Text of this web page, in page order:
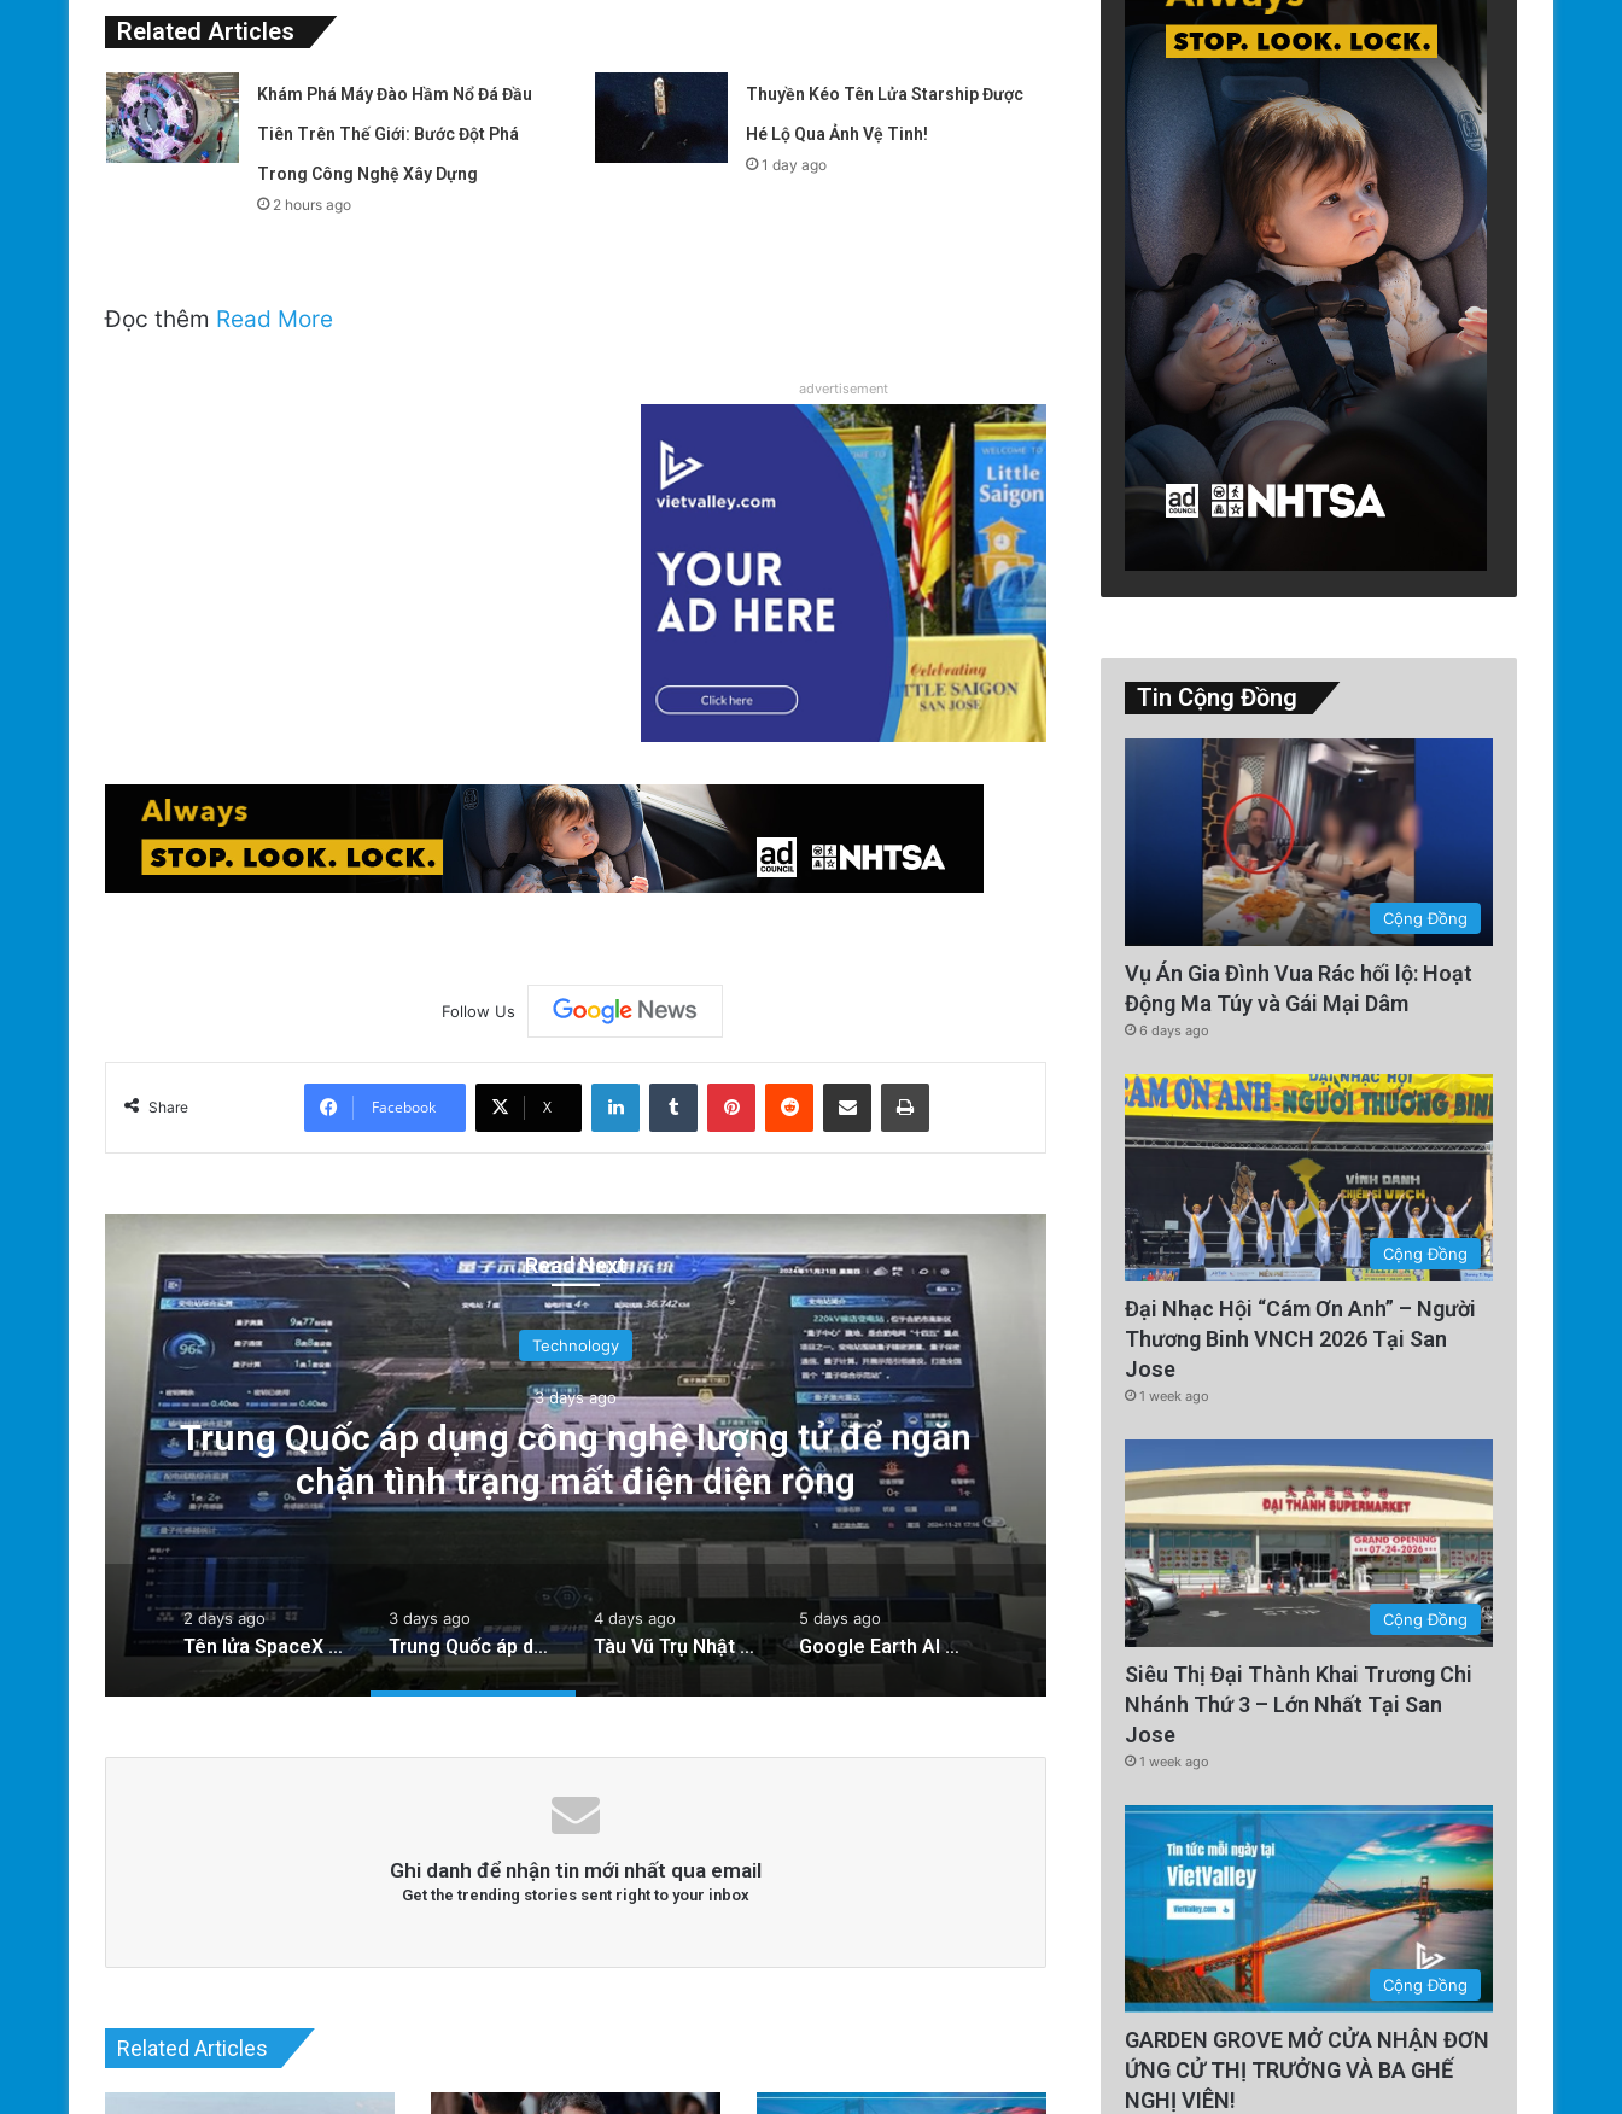
Related Articles
Khám Phá Máy Đào Hầm Nổ Đá Đầu
Tiên Trên Thế Giới: Bước Đột Phá
Trong Công Nghệ Xây Dựng
2 hours ago
Thuyền Kéo Tên Lửa Starship Được
Hé Lộ Qua Ảnh Vệ Tinh!
1 day ago
Đọc thêm Read More
advertisement
Follow Us
Share Facebook X
LinkedInTumblr PinterestReddit Share via Email Print
Read Next
Technology
3 days ago
Trung Quốc áp dụng công nghệ lượng tử để ngăn
chặn tình trạng mất điện diện rộng
Tàu Vũ Trụ Nhật Bản: Chuyến
Sử Đến Tiểu
2 days ago
Tên lửa SpaceX chuẩn bị va chạm với Mặt Trăng: Cú sốc vũ trụ sắp xảy ra!
3 days ago
Trung Quốc áp dụng công nghệ lượng tử để ngăn chặn tình trạng mất điện diện rộng
4 days ago
Tàu Vũ Trụ Nhật Bản: Chuyến Bay Gần Nhất Lịch Sử Đến Tiểu Hành Tinh
5 days ago
Google Earth AI Bị Rút Gấp Vì Cơn Bão Deepfake
Ghi danh để nhận tin mới nhất qua email
Get the trending stories sent right to your inbox
Related Articles
Tin Cộng Đồng
Cộng Đồng
Vụ Án Gia Đình Vua Rác hối lộ: Hoạt
Động Ma Túy và Gái Mại Dâm
6 days ago
Cộng Đồng
Đại Nhạc Hội “Cám Ơn Anh” – Người
Thương Binh VNCH 2026 Tại San
Jose
1 week ago
Cộng Đồng
Siêu Thị Đại Thành Khai Trương Chi
Nhánh Thứ 3 – Lớn Nhất Tại San
Jose
1 week ago
Cộng Đồng
GARDEN GROVE MỞ CỬA NHẬN ĐƠN
ỨNG CỬ THỊ TRƯỞNG VÀ BA GHẾ
NGHỊ VIÊN!